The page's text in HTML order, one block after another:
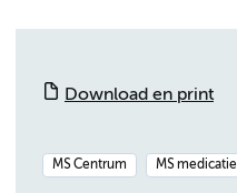
Download en print
MS Centrum MS medicatie